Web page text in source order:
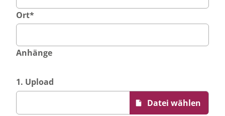
Ort*
Anhänge
1. Upload